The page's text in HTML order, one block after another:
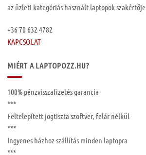
az üzleti kategóriás használt laptopok szakértője
+36 70 632 4782
KAPCSOLAT
MIÉRT A LAPTOPOZZ.HU?
100% pénzvisszafizetés garancia
***
Feltelepített jogtiszta szoftver, felár nélkül
***
Ingyenes házhoz szállítás minden laptopra
***